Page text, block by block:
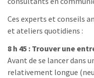
Ces experts et conseils
et ateliers quotidiens :
8 h 45 : Trouver une
Avant de se lancer dans
relativement longue